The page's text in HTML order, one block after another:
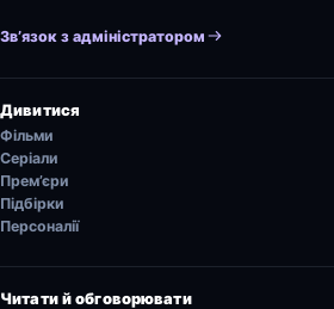
Зв’язок з адміністратором
Дивитися
Фільми
Серіали
Прем’єри
Підбірки
Персоналії
Читати й обговорювати